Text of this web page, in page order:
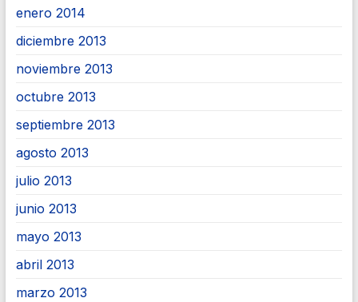
enero 2014
diciembre 2013
noviembre 2013
octubre 2013
septiembre 2013
agosto 2013
julio 2013
junio 2013
mayo 2013
abril 2013
marzo 2013